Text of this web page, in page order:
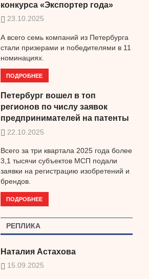
конкурса «Экспортер года»
23.10.2025
А всего семь компаний из Петербурга
стали призерами и победителями в 11
номинациях.
ПОДРОБНЕЕ
Петербург вошел в топ
регионов по числу заявок
предпринимателей на патенты
22.10.2025
Всего за три квартала 2025 года более
3,1 тысячи субъектов МСП подали
заявки на регистрацию изобретений и
брендов.
ПОДРОБНЕЕ
РЕПЛИКА
Наталия Астахова
15.09.2025